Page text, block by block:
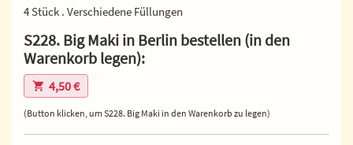
4 Stück . Verschiedene Füllungen
S228. Big Maki in Berlin bestellen (in den
Warenkorb legen):
4,50 €
(Button klicken, um S228. Big Maki in den Warenkorb zu legen)